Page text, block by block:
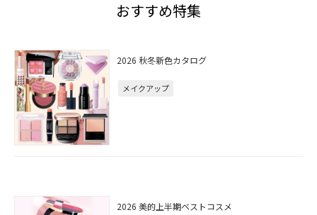
おすすめ特集
2026 秋冬新色カタログ
メイクアップ
2026 美的上半期ベストコスメ